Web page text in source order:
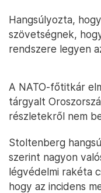
Hangsúlyozta,
szövetségnek,
rendszere legyen
A NATO-főtitkár
tárgyalt
részletekről nem
Stoltenberg
szerint nagyon
légvédelmi rakéta
hogy az incidens